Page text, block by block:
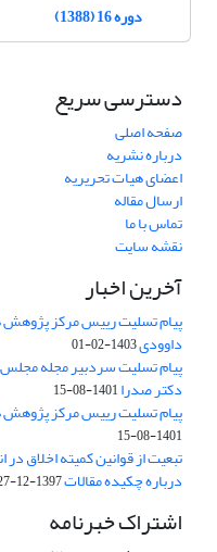
دوره 16 (1388)
دسترسی سریع
صفحه اصلی
درباره نشریه
اعضای هیات تحریریه
ارسال مقاله
تماس با ما
نقشه سایت
آخرین اخبار
پیام تسلیت رییس مرکز
داوودی1403-02-01
پیام تسلیت سردبیر مجله
دکتر صدرا1401-08-15
پیام تسلیت رییس مرکز
1401-08-15
تبعیت از قوانین کمیته اخلاق در
درباره چکیده مقالات1397-12-27
اشتراک خبرنامه